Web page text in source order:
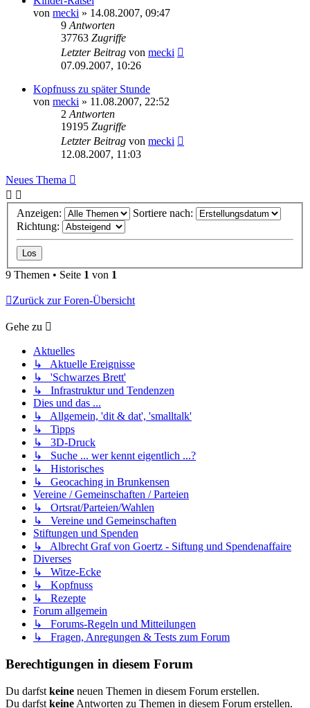
von mecki » 14.08.2007, 09:47
9 Antworten
37763 Zugriffe
Letzter Beitrag von mecki
07.09.2007, 10:26
Kopfnuss zu später Stunde
von mecki » 11.08.2007, 22:52
2 Antworten
19195 Zugriffe
Letzter Beitrag von mecki
12.08.2007, 11:03
Neues Thema
Anzeigen:
Sortiere nach:
Richtung:
9 Themen • Seite 1 von 1
Zurück zur Foren-Übersicht
Gehe zu
Aktuelles
↳ Aktuelle Ereignisse
↳ 'Schwarzes Brett'
↳ Infrastruktur und Tendenzen
Dies und das ...
↳ Allgemein, 'dit & dat', 'smalltalk'
↳ Tipps
↳ 3D-Druck
↳ Suche ... wer kennt eigentlich ...?
↳ Historisches
↳ Geocaching in Brunkensen
Vereine / Gemeinschaften / Parteien
↳ Ortsrat/Parteien/Wahlen
↳ Vereine und Gemeinschaften
Stiftungen und Spenden
↳ Albrecht Graf von Goertz - Siftung und Spendenaffaire
Diverses
↳ Witze-Ecke
↳ Kopfnuss
↳ Rezepte
Forum allgemein
↳ Forums-Regeln und Mitteilungen
↳ Fragen, Anregungen & Tests zum Forum
Berechtigungen in diesem Forum
Du darfst keine neuen Themen in diesem Forum erstellen.
Du darfst keine Antworten zu Themen in diesem Forum erstellen.